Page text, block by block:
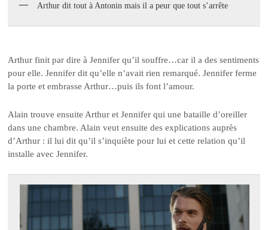
Arthur dit tout à Antonin mais il a peur que tout s’arrête
Arthur finit par dire à Jennifer qu’il souffre…car il a des sentiments
pour elle. Jennifer dit qu’elle n’avait rien remarqué. Jennifer ferme
la porte et embrasse Arthur…puis ils font l’amour.
Alain trouve ensuite Arthur et Jennifer qui une bataille d’oreiller
dans une chambre. Alain veut ensuite des explications auprès
d’Arthur : il lui dit qu’il s’inquiète pour lui et cette relation qu’il
installe avec Jennifer.